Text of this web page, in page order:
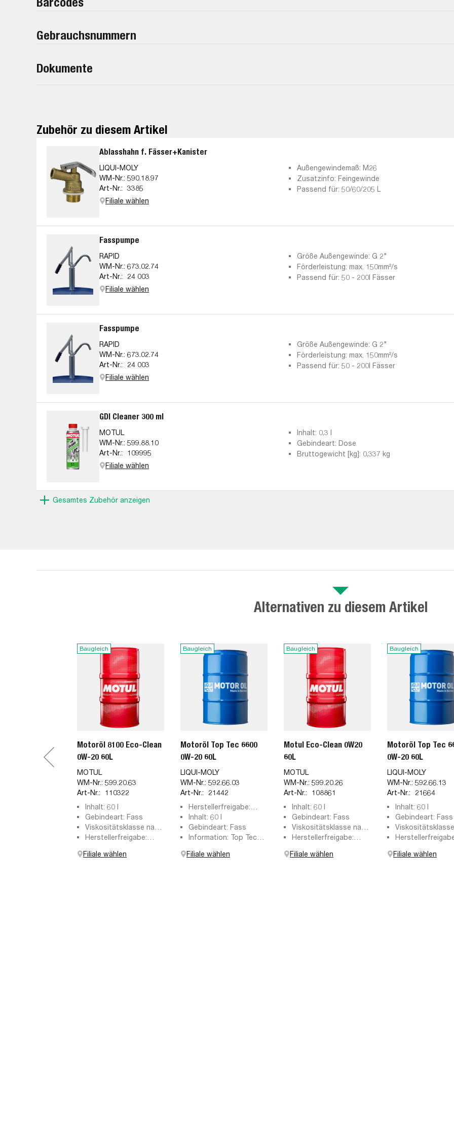
Gebrauchsnummern
Dokumente
Zubehör zu diesem Artikel
Ablasshahn f. Fässer+Kanister
LIQUI-MOLY
WM-Nr.: 590.18.97
Art-Nr.: 3385
Außengewindemaß: M26
Zusatzinfo: Feingewinde
Passend für: 50/60/205 L
Filiale wählen
Fasspumpe
RAPID
WM-Nr.: 673.02.74
Art-Nr.:
24 003
Größe Außengewinde: G 2"
Förderleistung: max. 150mm²/s
Passend für: 50 - 200l Fässer
Filiale wählen
Fasspumpe
RAPID
WM-Nr.: 673.02.74
Art-Nr.:
24 003
Größe Außengewinde: G 2"
Förderleistung: max. 150mm²/s
Passend für: 50 - 200l Fässer
Filiale wählen
GDI Cleaner 300 ml
MOTUL
WM-Nr.: 599.88.10
Art-Nr.:
109995
Inhalt: 0,3 l
Gebindeart: Dose
Bruttogewicht [kg]: 0,337 kg
Filiale wählen
Gesamtes Zubehör anzeigen
Alternativen zu diesem Artikel
Baugleich
Motoröl 8100 Eco-Clean
0W-20 60L
MOTUL
WM-Nr.: 599.20.63
Art-Nr.:
110322
Inhalt: 60 l
Gebindeart: Fass
Viskositätsklasse nach
SAE: 0W-20
Herstellerfreigabe:
JAGUAR
Filiale wählen
Baugleich
Motoröl Top Tec 6600
0W-20 60L
LIQUI-MOLY
WM-Nr.: 592.66.03
Art-Nr.:
21442
Herstellerfreigabe:
Opel OV0401547, BMW
Longlife-17 FE, Land
Rover STJLR.03,
ACEA C5, C6, API SP,
Inhalt: 60 l
Gebindeart: Fass
Information: Top Tec
Filiale wählen
Baugleich
Motul Eco-Clean 0W20
60L
MOTUL
WM-Nr.: 599.20.26
Art-Nr.:
108861
Inhalt: 60 l
Gebindeart: Fass
Viskositätsklasse nach
SAE: 0W-20
Herstellerfreigabe:
JAGUAR
Filiale wählen
Baugleich
Motoröl Top Tec
0W-20 60L
LIQUI-MOLY
WM-Nr.: 592.66.13
Art-Nr.:
21664
Inhalt: 60 l
Gebindeart: Fass
Viskositätsklasse
0W-20
ACEA C5, API SP,
Filiale wählen